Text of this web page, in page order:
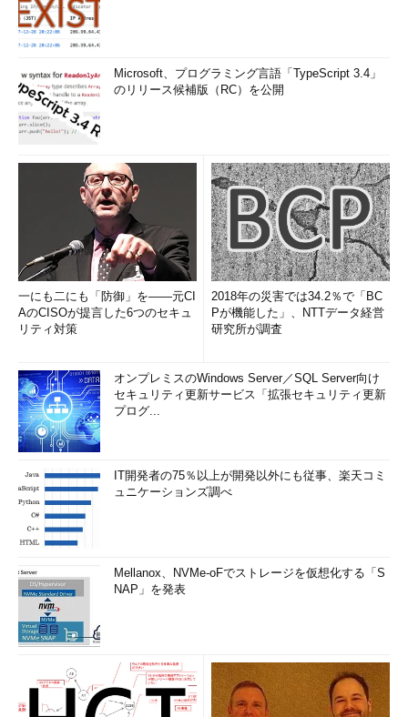
Microsoft、プログラミング言語「TypeScript 3.4」
のリリース候補版（RC）を公開
一にも二にも「防御」を――元CI
AのCISOが提言した6つのセキュ
リティ対策
2018年の災害では34.2％で「BC
Pが機能した」、NTTデータ経営
研究所が調査
オンプレミスのWindows Server／SQL Server向け
セキュリティ更新サービス「拡張セキュリティ更新
プログ...
IT開発者の75％以上が開発以外にも従事、楽天コミ
ュニケーションズ調べ
Mellanox、NVMe-oFでストレージを仮想化する「S
NAP」を発表